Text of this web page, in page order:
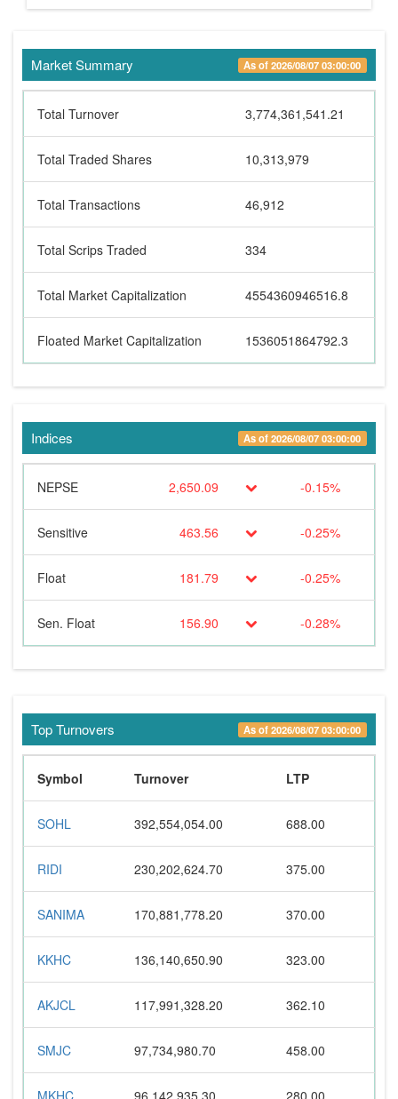
Market Summary As of 2026/08/07 03:00:00
Total Turnover 3,774,361,541.21
Total Traded Shares 10,313,979
Total Transactions 46,912
Total Scrips Traded 334
Total Market Capitalization 4554360946516.8
Floated Market Capitalization 1536051864792.3
Indices As of 2026/08/07 03:00:00
NEPSE 2,650.09 -0.15%
Sensitive 463.56 -0.25%
Float 181.79 -0.25%
Sen. Float 156.90 -0.28%
Top Turnovers As of 2026/08/07 03:00:00
Symbol Turnover LTP
SOHL 392,554,054.00 688.00
RIDI 230,202,624.70 375.00
SANIMA 170,881,778.20 370.00
KKHC 136,140,650.90 323.00
AKJCL 117,991,328.20 362.10
SMJC 97,734,980.70 458.00